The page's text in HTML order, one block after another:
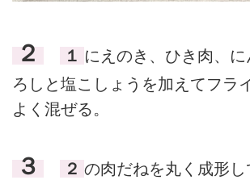
２ １ にえのき、ひき肉、
ろしと塩こしょうを加えてフラ
よく混ぜる。
３ ２ の肉だねを丸く成形し